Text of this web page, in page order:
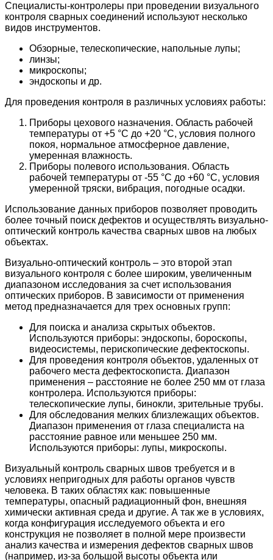
Специалисты-контролеры при проведении визуального
контроля сварных соединений используют несколько
видов инструментов.
Обзорные, телескопические, напольные лупы;
линзы;
микроскопы;
эндоскопы и др.
Для проведения контроля в различных условиях работы:
Приборы цехового назначения. Область рабочей
температуры от +5 °С до +20 °С, условия полного
покоя, нормальное атмосферное давление,
умеренная влажность.
Приборы полевого использования. Область
рабочей температуры от -55 °С до +60 °С, условия
умеренной тряски, вибрация, погодные осадки.
Использование данных приборов позволяет проводить
более точный поиск дефектов и осуществлять визуально-
оптический контроль качества сварных швов на любых
объектах.
Визуально-оптический контроль – это второй этап
визуального контроля с более широким, увеличенным
диапазоном исследования за счет использования
оптических приборов. В зависимости от применения
метод предназначается для трех основных групп:
Для поиска и анализа скрытых объектов.
Используются приборы: эндоскопы, бороскопы,
видеосистемы, перископические дефектоскопы.
Для проведения контроля объектов, удаленных от
рабочего места дефектоскописта. Диапазон
применения – расстояние не более 250 мм от глаза
контролера. Используются приборы:
телескопические лупы, бинокли, зрительные трубы.
Для обследования мелких близлежащих объектов.
Диапазон применения от глаза специалиста на
расстояние равное или меньшее 250 мм.
Используются приборы: лупы, микроскопы.
Визуальный контроль сварных швов требуется и в
условиях непригодных для работы органов чувств
человека. В таких областях как: повышенные
температуры, опасный радиационный фон, внешняя
химически активная среда и другие. А так же в условиях,
когда конфигурация исследуемого объекта и его
конструкция не позволяет в полной мере произвести
анализ качества и измерения дефектов сварных швов
(например, из-за большой высоты объекта или